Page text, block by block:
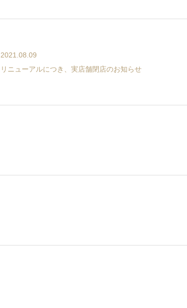
2021.08.09
リニューアルにつき、実店舗閉店のお知らせ